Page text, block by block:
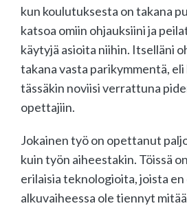
kun koulutuksesta on takana
katsoa omiin ohjauksiini ja
käytyjä asioita niihin. Itselläni
takana vasta parikymmentä,
tässäkin noviisi verrattuna
opettajiin.
Jokainen työ on opettanut
kuin työn aiheestakin. Töissä
erilaisia teknologioita, joista en
alkuvaiheessa ole tiennyt